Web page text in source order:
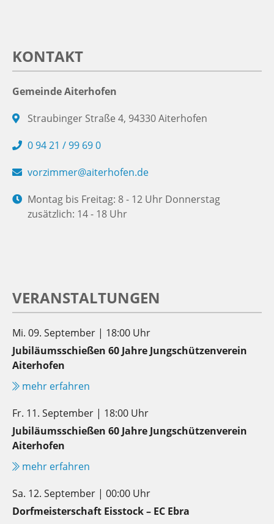
KONTAKT
Gemeinde Aiterhofen
Straubinger Straße 4, 94330 Aiterhofen
0 94 21 / 99 69 0
vorzimmer@aiterhofen.de
Montag bis Freitag: 8 - 12 Uhr Donnerstag
zusätzlich: 14 - 18 Uhr
VERANSTALTUNGEN
Mi. 09. September | 18:00 Uhr
Jubiläumsschießen 60 Jahre Jungschützenverein
Aiterhofen
mehr erfahren
Fr. 11. September | 18:00 Uhr
Jubiläumsschießen 60 Jahre Jungschützenverein
Aiterhofen
mehr erfahren
Sa. 12. September | 00:00 Uhr
Dorfmeisterschaft Eisstock – EC Ebra